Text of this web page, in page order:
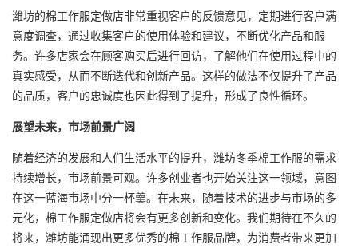
潍坊的棉工作服定做店非常重视客户的反馈意见，定期进行客户满
意度调查，通过收集客户的使用体验和建议，不断优化产品和服
务。许多店家会在顾客购买后进行回访，了解他们在使用过程中的
真实感受，从而不断迭代和创新产品。这样的做法不仅提升了产品
的品质，客户的忠诚度也因此得到了提升，形成了良性循环。
展望未来，市场前景广阔
随着经济的发展和人们生活水平的提升，潍坊冬季棉工作服的需求
持续增长，市场前景可观。许多创业者也开始关注这一领域，意图
在这一蓝海市场中分一杯羹。在未来，随着技术的进步与市场的多
元化，棉工作服定做店将会有更多创新和变化。我们期待在不久的
将来，潍坊能涌现出更多优秀的棉工作服品牌，为消费者带来更加